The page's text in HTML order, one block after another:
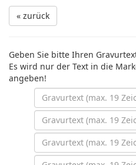
« zurück
Geben Sie bitte Ihren
Es wird nur der Text in die
angeben!